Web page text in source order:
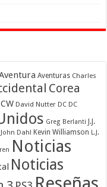
Aventuras Charles
Corea
CW David Nutter DC DC
Greg Berlanti
J.J.
John Dahl Kevin Williamson L.J.
Noticias
Noticias